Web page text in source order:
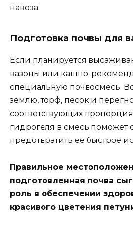
навоза.
Подготовка почвы для
Если планируется
вазоны или кашпо,
специальную почвосмесь.
землю, торф, песок и
соответствующих
гидрогеля в смесь поможет
предотвратить ее быстрое
Правильное
подготовленная почва
роль в обеспечении
красивого цветения